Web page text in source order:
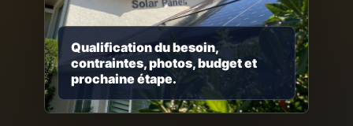
Qualification du besoin,
contraintes, photos, budget et
prochaine étape.